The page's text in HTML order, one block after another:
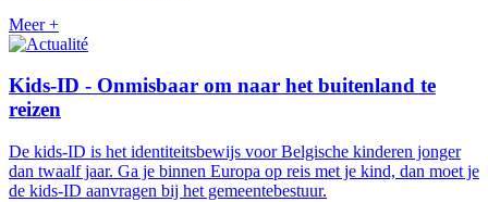
Meer +
Kids-ID - Onmisbaar om naar het buitenland te
reizen
De kids-ID is het identiteitsbewijs voor Belgische kinderen jonger
dan twaalf jaar. Ga je binnen Europa op reis met je kind, dan moet je
de kids-ID aanvragen bij het gemeentebestuur.